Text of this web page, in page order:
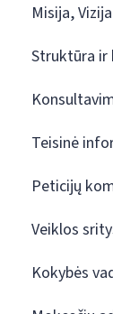
Misija,
Struktūra
Teisinė
Peticijų
Veiklos
Kokybės